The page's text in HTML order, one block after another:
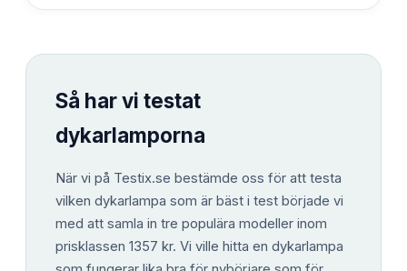
Så har vi testat
dykarlamporna
När vi på Testix.se bestämde oss för att testa
vilken dykarlampa som är bäst i test började vi
med att samla in tre populära modeller inom
prisklassen 1357 kr. Vi ville hitta en dykarlampa